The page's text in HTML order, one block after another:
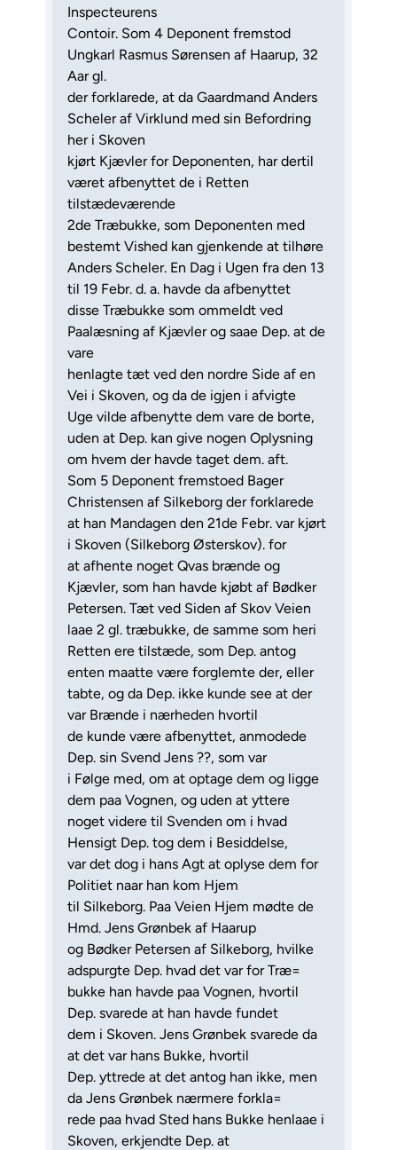
Inspecteurens
Contoir. Som 4 Deponent fremstod
Ungkarl Rasmus Sørensen af Haarup, 32
Aar gl.
der forklarede, at da Gaardmand Anders
Scheler af Virklund med sin Befordring
her i Skoven
kjørt Kjævler for Deponenten, har dertil
været afbenyttet de i Retten
tilstædeværende
2de Træbukke, som Deponenten med
bestemt Vished kan gjenkende at tilhøre
Anders Scheler. En Dag i Ugen fra den 13
til 19 Febr. d. a. havde da afbenyttet
disse Træbukke som ommeldt ved
Paalæsning af Kjævler og saae Dep. at de
vare
henlagte tæt ved den nordre Side af en
Vei i Skoven, og da de igjen i afvigte
Uge vilde afbenytte dem vare de borte,
uden at Dep. kan give nogen Oplysning
om hvem der havde taget dem. aft.
Som 5 Deponent fremstoed Bager
Christensen af Silkeborg der forklarede
at han Mandagen den 21de Febr. var kjørt
i Skoven (Silkeborg Østerskov). for
at afhente noget Qvas brænde og
Kjævler, som han havde kjøbt af Bødker
Petersen. Tæt ved Siden af Skov Veien
laae 2 gl. træbukke, de samme som heri
Retten ere tilstæde, som Dep. antog
enten maatte være forglemte der, eller
tabte, og da Dep. ikke kunde see at der
var Brænde i nærheden hvortil
de kunde være afbenyttet, anmodede
Dep. sin Svend Jens ??, som var
i Følge med, om at optage dem og ligge
dem paa Vognen, og uden at yttere
noget videre til Svenden om i hvad
Hensigt Dep. tog dem i Besiddelse,
var det dog i hans Agt at oplyse dem for
Politiet naar han kom Hjem
til Silkeborg. Paa Veien Hjem mødte de
Hmd. Jens Grønbek af Haarup
og Bødker Petersen af Silkeborg, hvilke
adspurgte Dep. hvad det var for Træ=
bukke han havde paa Vognen, hvortil
Dep. svarede at han havde fundet
dem i Skoven. Jens Grønbek svarede da
at det var hans Bukke, hvortil
Dep. yttrede at det antog han ikke, men
da Jens Grønbek nærmere forkla=
rede paa hvad Sted hans Bukke henlaae i
Skoven, erkjendte Dep. at